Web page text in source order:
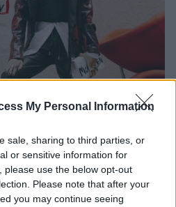
My Personal Information
sale, sharing to third parties, or
or sensitive information for
please use the below opt-out
Please note that after your
you may continue seeing